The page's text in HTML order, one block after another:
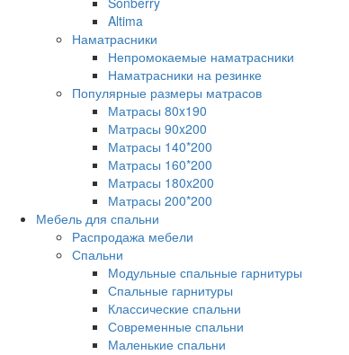
Altima
Наматрасники
Непромокаемые наматрасники
Наматрасники на резинке
Популярные размеры матрасов
Матрасы 80x190
Матрасы 90x200
Матрасы 140*200
Матрасы 160*200
Матрасы 180x200
Матрасы 200*200
Мебель для спальни
Распродажа мебели
Спальни
Модульные спальные гарнитуры
Спальные гарнитуры
Классические спальни
Современные спальни
Маленькие спальни